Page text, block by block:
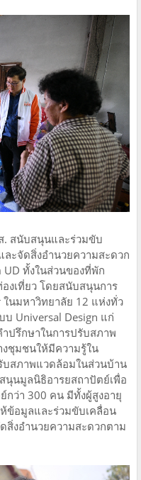
. สนับสนุนและร่วมขับ
ะจัดสิ่งอำนวยความสะดวก
ทั้งในส่วนของที่พัก
งเที่ยว โดยสนับสนุนการ
ในมหาวิทยาลัย 12 แห่งทั่ว
บ Universal Design แก่
ปรึกษาในการปรับสภาพ
ชุมชนให้มีความรู้ใน
บสภาพแวดล้อมในส่วนบ้าน
นมูลนิธิอารยสถาปัตย์เพื่อ
ว่า 300 คน มีทั้งผู้สูงอายุ
ข้อมูลและร่วมขับเคลื่อน
สิ่งอำนวยความสะดวกตาม